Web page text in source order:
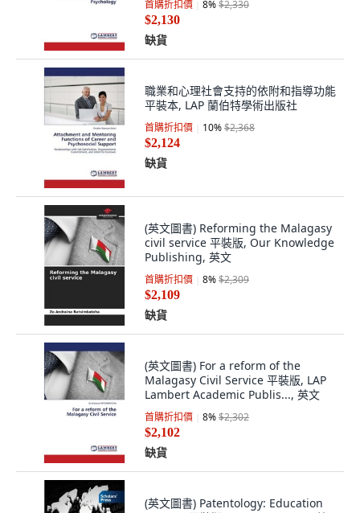
首購折扣價 8%$2,330
$2,130
缺貨
職業和心理社會支持的依附和指導功能
平裝本, LAP 蘭伯特學術出版社
首購折扣價 10%$2,368
$2,124
缺貨
(英文圖書) Reforming the Malagasy
civil service 平裝版, Our Knowledge
Publishing, 英文
首購折扣價 8%$2,309
$2,109
缺貨
(英文圖書) For a reform of the
Malagasy Civil Service 平裝版, LAP
Lambert Academic Publis..., 英文
首購折扣價 8%$2,302
$2,102
缺貨
(英文圖書) Patentology: Education